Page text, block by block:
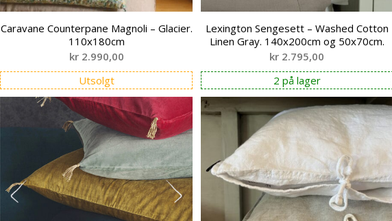
Caravane Counterpane Magnoli – Glacier.
110x180cm
kr2.990,00
Utsolgt
Lexington Sengesett – Washed Cotton
Linen Gray. 140x200cm og 50x70cm.
kr 2.795,00
2 på lager